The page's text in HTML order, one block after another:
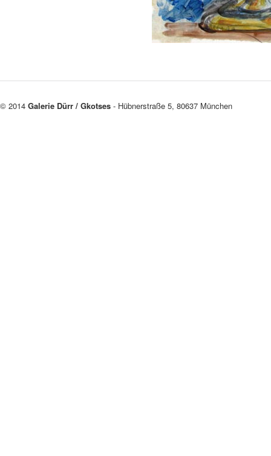
© 2014 Galerie Dürr / Gkotses - Hübnerstraße 5, 80637 München